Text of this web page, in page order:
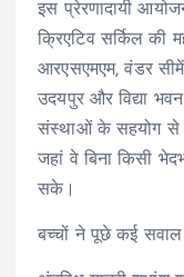
इस प्रेरणादायी
क्रिएटिव सर्किल की
आरएसएमएम, वंडर
उदयपुर और विद्या
संस्थाओं के सहयोग से
जहां वे बिना किसी
सके।
बच्चों ने पूछे कई सवाल